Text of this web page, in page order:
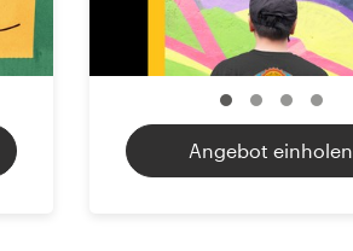
Angebot einholen